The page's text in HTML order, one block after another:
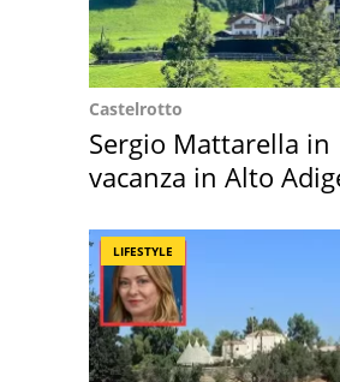
Castelrotto
Sergio Mattarella in
vacanza in Alto
LIFESTYLE